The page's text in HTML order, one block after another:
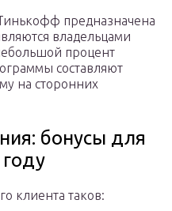
предназначена
владельцами
процент
составляют
на сторонних
бонусы для
клиента таков: